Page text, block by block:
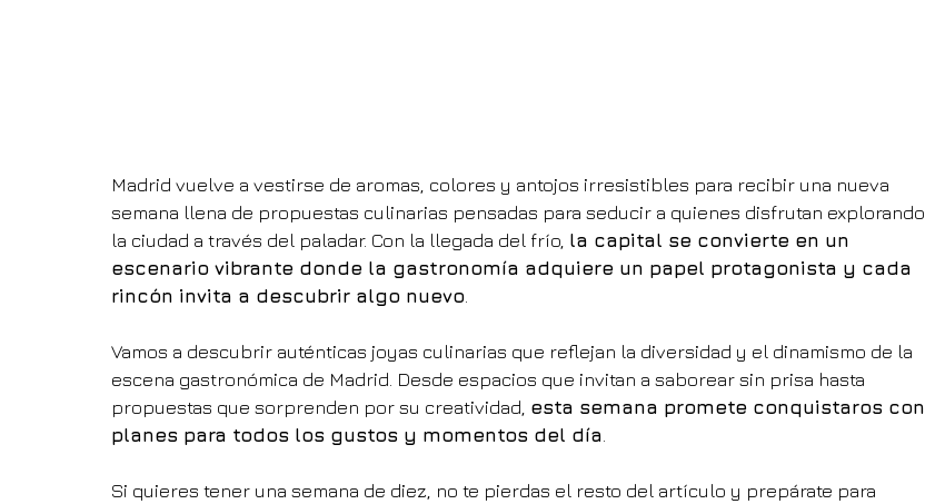
Madrid vuelve a vestirse de aromas, colores y antojos irresistibles para recibir una nueva
semana llena de propuestas culinarias pensadas para seducir a quienes disfrutan explorando
la ciudad a través del paladar. Con la llegada del frío, la capital se convierte en un
escenario vibrante donde la gastronomía adquiere un papel protagonista y cada
rincón invita a descubrir algo nuevo.
Vamos a descubrir auténticas joyas culinarias que reflejan la diversidad y el dinamismo de la
escena gastronómica de Madrid. Desde espacios que invitan a saborear sin prisa hasta
propuestas que sorprenden por su creatividad, esta semana promete conquistaros con
planes para todos los gustos y momentos del día.
Si quieres tener una semana de diez, no te pierdas el resto del artículo y prepárate para